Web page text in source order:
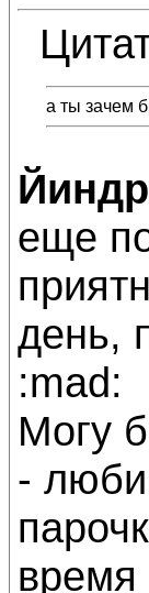
а ты зачем
еще
день,
:mad:
Могу
-
время